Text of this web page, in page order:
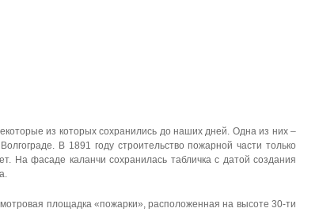
из которых сохранились до наших дней. Одна из них –
В 1891 году строительство пожарной части только
На фасаде каланчи сохранилась табличка с датой создания
площадка «пожарки», расположенная на высоте 30-ти